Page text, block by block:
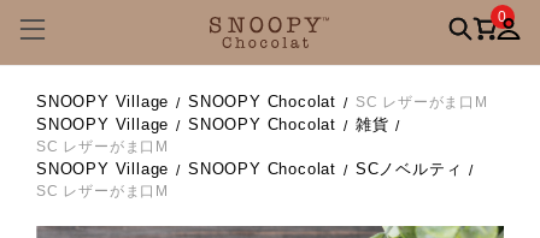
0
SNOOPY Village SNOOPY Chocolat SC レザーがま口M
SNOOPY Village SNOOPY Chocolat 雑貨
SC レザーがま口M
SNOOPY Village SNOOPY Chocolat SCノベルティ
SC レザーがま口M